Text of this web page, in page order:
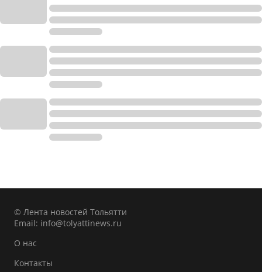
© Лента новостей Тольятти
Email: info@tolyattinews.ru
О нас
Контакты